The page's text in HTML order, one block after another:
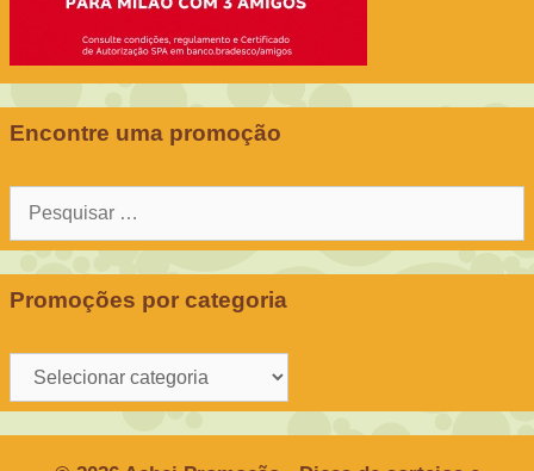
Encontre uma promoção
Pesquisar
Promoções por categoria
Promoções
por